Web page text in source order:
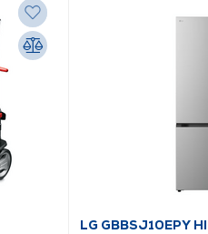
LG GBBSJ10EPY